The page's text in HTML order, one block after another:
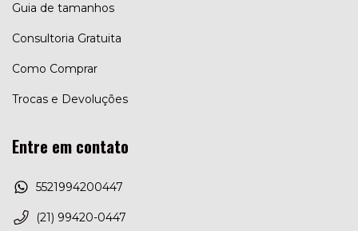
Guia de tamanhos
Consultoria Gratuita
Como Comprar
Trocas e Devoluções
Entre em contato
5521994200447
(21) 99420-0447